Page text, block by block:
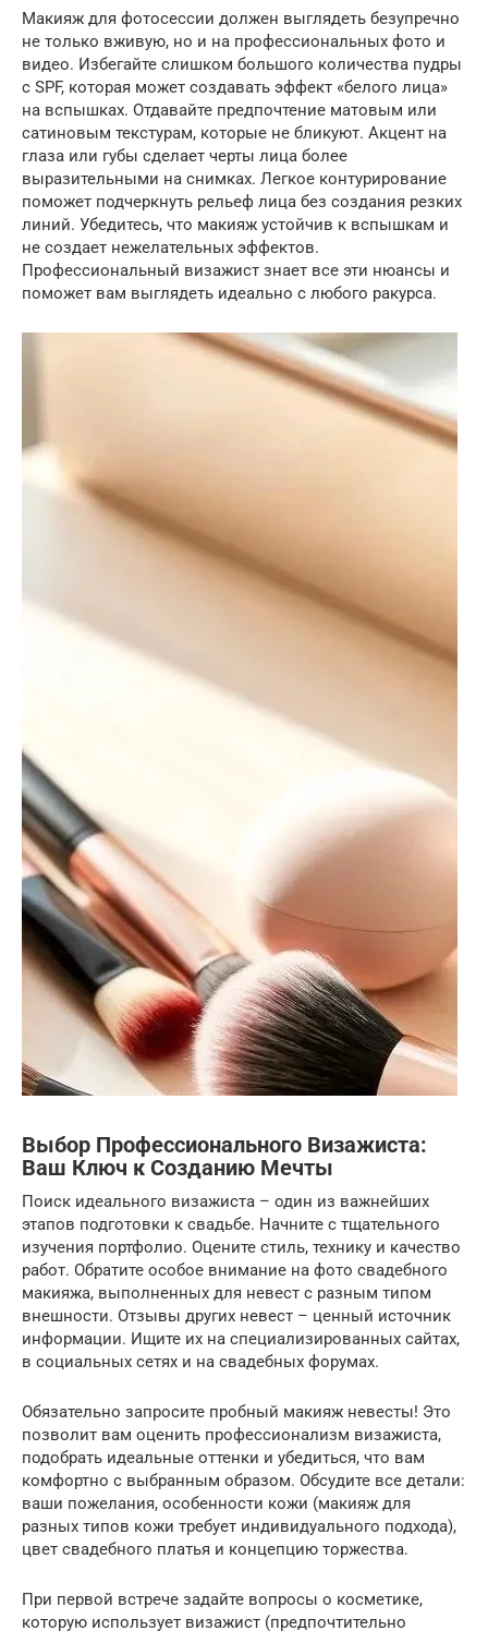
Макияж для фотосессии должен выглядеть безупречно
не только вживую, но и на профессиональных фото и
видео. Избегайте слишком большого количества пудры
с SPF, которая может создавать эффект «белого лица»
на вспышках. Отдавайте предпочтение матовым или
сатиновым текстурам, которые не бликуют. Акцент на
глаза или губы сделает черты лица более
выразительными на снимках. Легкое контурирование
поможет подчеркнуть рельеф лица без создания резких
линий. Убедитесь, что макияж устойчив к вспышкам и
не создает нежелательных эффектов.
Профессиональный визажист знает все эти нюансы и
поможет вам выглядеть идеально с любого ракурса.
Выбор Профессионального Визажиста:
Ваш Ключ к Созданию Мечты
Поиск идеального визажиста – один из важнейших
этапов подготовки к свадьбе. Начните с тщательного
изучения портфолио. Оцените стиль, технику и качество
работ. Обратите особое внимание на фото свадебного
макияжа, выполненных для невест с разным типом
внешности. Отзывы других невест – ценный источник
информации. Ищите их на специализированных сайтах,
в социальных сетях и на свадебных форумах.
Обязательно запросите пробный макияж невесты! Это
позволит вам оценить профессионализм визажиста,
подобрать идеальные оттенки и убедиться, что вам
комфортно с выбранным образом. Обсудите все детали:
ваши пожелания, особенности кожи (макияж для
разных типов кожи требует индивидуального подхода),
цвет свадебного платья и концепцию торжества.
При первой встрече задайте вопросы о косметике,
которую использует визажист (предпочтительно